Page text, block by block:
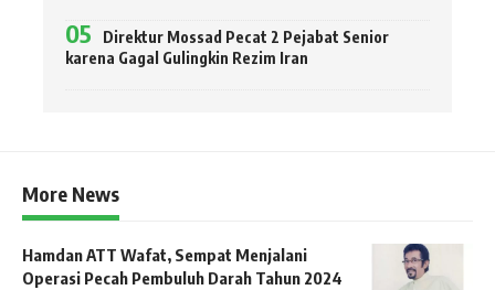
Direktur Mossad Pecat 2 Pejabat Senior
karena Gagal Gulingkin Rezim Iran
More News
Hamdan ATT Wafat, Sempat Menjalani
Operasi Pecah Pembuluh Darah Tahun 2024